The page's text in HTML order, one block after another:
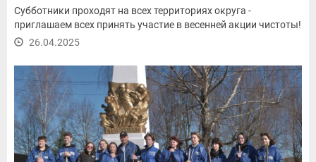
Субботники проходят на всех территориях округа -
приглашаем всех принять участие в весенней акции чистоты!
26.04.2025